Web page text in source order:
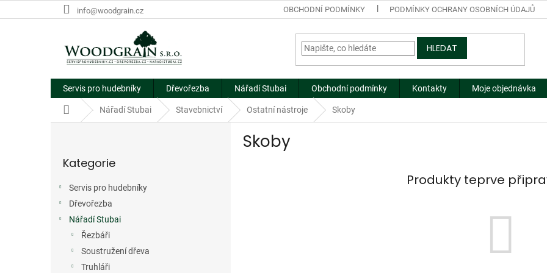
na
info@woodgrain.cz OBCHODNÍ PODMÍNKY PODMÍNKY OCHRANY OSOBNÍCH ÚDAJŮ
HLEDAT
Servis pro hudebníky Dřevořezba Nářadí Stubai Obchodní podmínky Kontakty Moje objednávka
Domů Nářadí Stubai Stavebnictví Ostatní nástroje Skoby
kategorie
Kategorie
Servis pro hudebníky
Dřevořezba
Nářadí Stubai
Řezbáři
Soustružení dřeva
Truhláři
Skoby
Produkty teprve